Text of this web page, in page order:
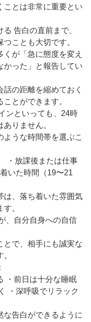
ことは非常に重要とい
告白の直前まで、
ことも大切です。
が「急に態度を変え
かった」と報告してい
の距離を縮めておく
とができます。
ンといっても、24時
りません。
うな時間帯を選ぶこ
・放課後または仕事
いた時間（19〜21
は、落ち着いた雰囲気
。
、自分自身への自信
とで、相手にも誠実な
・前日は十分な睡眠
・深呼吸でリラック
な告白ができるように